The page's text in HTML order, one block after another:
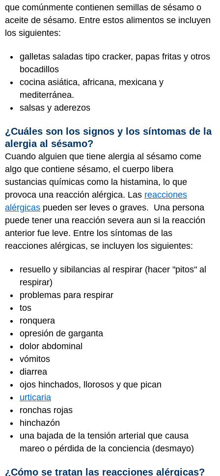
que comúnmente contienen semillas de sésamo o
aceite de sésamo. Entre estos alimentos se incluyen
los siguientes:
galletas saladas tipo cracker, papas fritas y otros
bocadillos
cocina asiática, africana, mexicana y
mediterránea.
salsas y aderezos
¿Cuáles son los signos y los síntomas de la
alergia al sésamo?
Cuando alguien que tiene alergia al sésamo come
algo que contiene sésamo, el cuerpo libera
sustancias químicas como la histamina, lo que
provoca una reacción alérgica. Las reacciones
alérgicas pueden ser leves o graves. Una persona
puede tener una reacción severa aun si la reacción
anterior fue leve. Entre los síntomas de las
reacciones alérgicas, se incluyen los siguientes:
resuello y sibilancias al respirar (hacer "pitos" al
respirar)
problemas para respirar
tos
ronquera
opresión de garganta
dolor abdominal
vómitos
diarrea
ojos hinchados, llorosos y que pican
urticaria
ronchas rojas
hinchazón
una bajada de la tensión arterial que causa
mareo o pérdida de la conciencia (desmayo)
¿Cómo se tratan las reacciones alérgicas?